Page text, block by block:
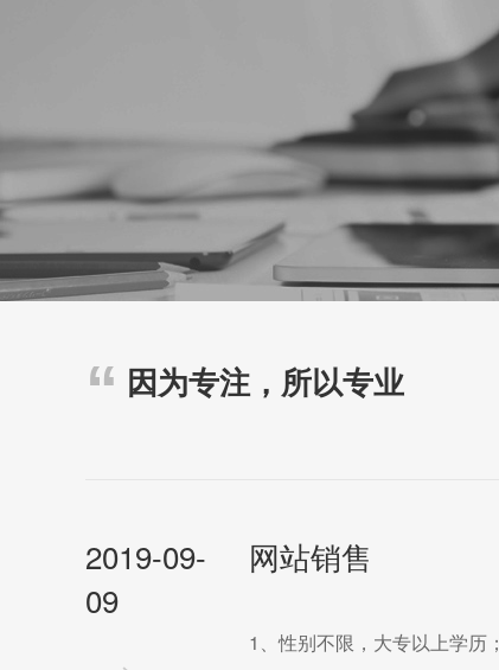
因为专注，所以专业
2019-09-
09
网站销售
1、性别不限，大专以上学历